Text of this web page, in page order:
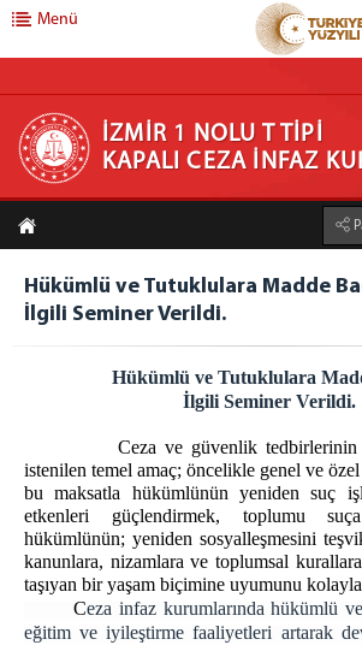
İZMİR 1 NOLU T TİPİ KAPALI CEZA
KURUMU
ANASAYFA
KURUMUMUZ
STOR PERDE
HOBİ ATÖLYESİ
ATÖLYE VE İŞ YURTLARI
H/T BİLGİLENDİRME
EMANET PARA
ZİYARET BİLGİLENDİRME
ZİYARET YÖNETMELİĞİ
ZİYARET KURALLARI
Menü
İZMİR 1 NOLU T TİPİ
KAPALI CEZA İNFAZ
Hükümlü ve Tutuklulara Madde
İlgili Seminer Verildi.
Hükümlü ve Tutuklulara Madde
İlgili Seminer Verildi.
Ceza ve güvenlik tedbirlerinin
istenilen temel amaç; öncelikle genel ve
bu maksatla hükümlünün yeniden suç
etkenleri güçlendirmek, toplumu
hükümlünün; yeniden sosyalleşmesini
kanunlara, nizamlara ve toplumsal
taşıyan bir yaşam biçimine uyumunu
Ceza infaz kurumlarında hükümlü
eğitim ve iyileştirme faaliyetleri artarak